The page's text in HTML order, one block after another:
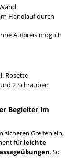
Handlauf durch
Aufpreis möglich
Rosette
2 Schrauben
Begleiter im
sicheren Greifen ein,
für leichte
. So